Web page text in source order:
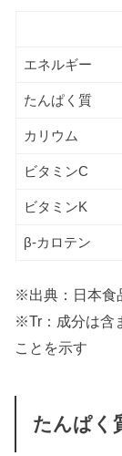
エネルギー
たんぱく質
カリウム
ビタミンC
ビタミンK
β-カロテン
※出典：日本食
※Tr：成分は含
ことを示す
たんぱく